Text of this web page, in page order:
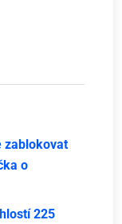
zablokovat
o
225